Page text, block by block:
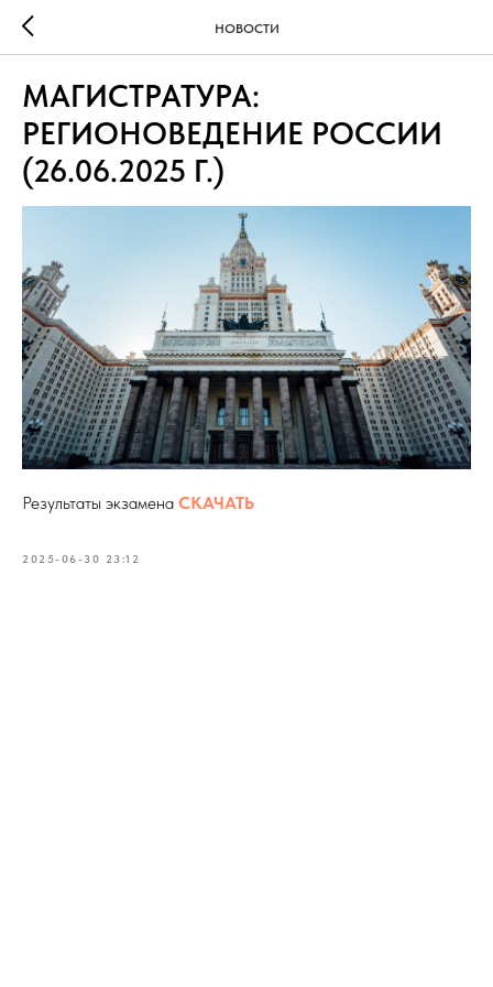
НОВОСТИ
МАГИСТРАТУРА:
РЕГИОНОВЕДЕНИЕ РОССИИ
(26.06.2025 Г.)
Результаты экзамена СКАЧАТЬ
2025-06-30 23:12